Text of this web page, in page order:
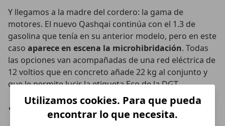
Utilizamos cookies. Para que pueda
encontrar lo que necesita.
Y llegamos a la madre del cordero: la gama de
motores. El nuevo Qashqai continúa con el 1.3 de
gasolina que tenía en su anterior modelo, pero en este
caso aparece en escena la microhibridación. Todas
las opciones van acompañadas de una red eléctrica de
12 voltios que en concreto añade 22 kg al conjunto y
que le permite lucir la etiqueta Eco de la DGT.
con caja de cambios manual de seis
relaciones y tracción delantera.